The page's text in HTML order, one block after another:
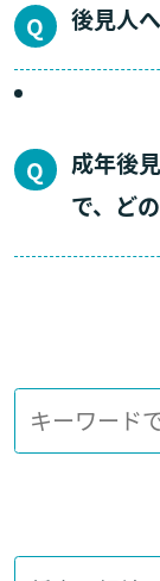
後見人
成年後
で、ど